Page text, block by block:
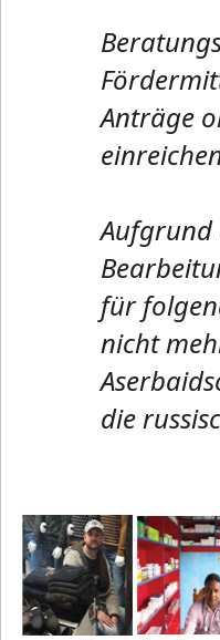
Anträge
Aufgrund
für
nicht
die